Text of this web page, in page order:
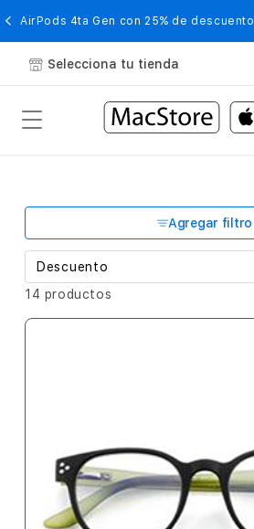
AirPods 4ta Gen con 25% de
Selecciona tu tienda
Agregar filtro
14 productos